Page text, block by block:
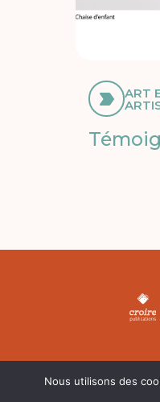
ART
Nous utilisons des